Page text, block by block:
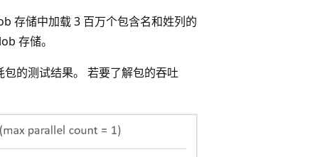
存储中加载 3 百万个包含名和姓列的
存储。
的测试结果。 若要了解包的吞吐